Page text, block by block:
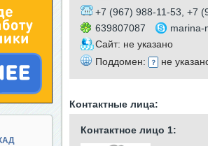
+7 (967) 988-11-53, +7
639807087
marina-
Сайт: не указано
Поддомен:
не
Контактные лица:
Контактное лицо 1: